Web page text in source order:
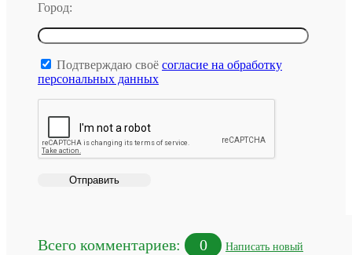
Город:
Подтверждаю своё согласие на обработку
персональных данных
Всего комментариев: 0 Написать новый